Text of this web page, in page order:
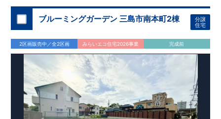
ブルーミングガーデン 三島市南本町2棟
分譲
住宅
2区画販売中／全2区画 みらいエコ住宅2026事業 完成前